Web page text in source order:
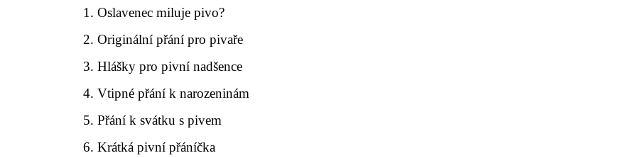
Oslavenec miluje pivo?
Originální přání pro pivaře
Hlášky pro pivní nadšence
Vtipné přání k narozeninám
Přání k svátku s pivem
Krátká pivní přáníčka